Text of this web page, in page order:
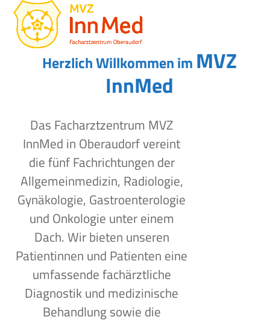
Skip
content
Open
mobile
menu
Close
mobile
menu
Herzlich Willkommen im MVZ
InnMed
Das Facharztzentrum MVZ
InnMed in Oberaudorf vereint
die fünf Fachrichtungen der
Allgemeinmedizin, Radiologie,
Gynäkologie, Gastroenterologie
und Onkologie unter einem
Dach. Wir bieten unseren
Patientinnen und Patienten eine
umfassende fachärztliche
Diagnostik und medizinische
Behandlung sowie die